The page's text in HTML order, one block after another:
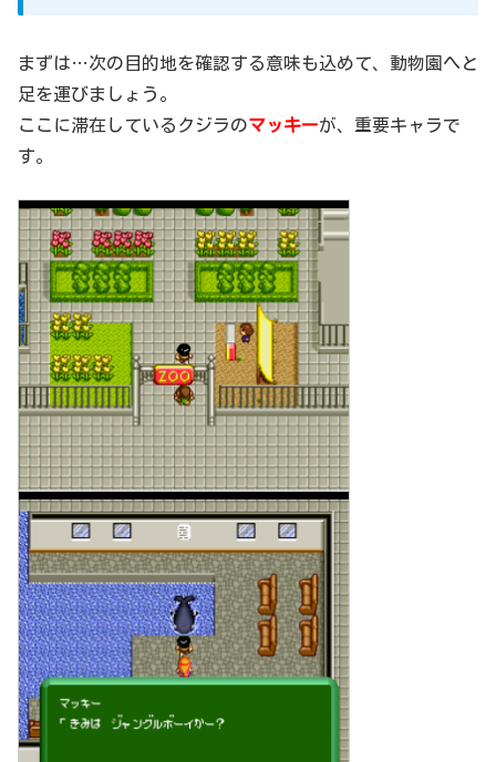
まずは…次の目的地を確認する意味も込めて、動物園へと
足を運びましょう。
ここに滞在しているクジラのマッキーが、重要キャラで
す。